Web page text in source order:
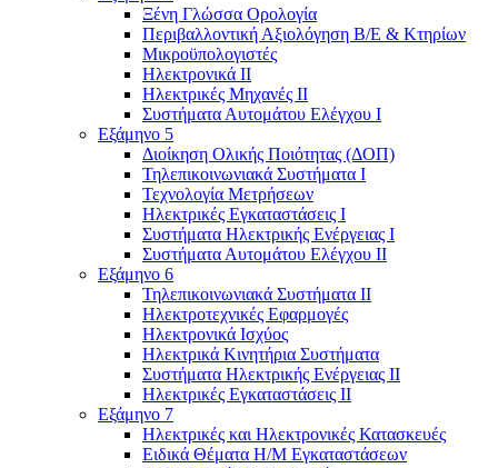
Ξένη Γλώσσα Ορολογία
Περιβαλλοντική Αξιολόγηση Β/Ε & Κτηρίων
Μικροϋπολογιστές
Ηλεκτρονικά ΙΙ
Ηλεκτρικές Μηχανές ΙΙ
Συστήματα Αυτομάτου Ελέγχου Ι
Εξάμηνο 5
Διοίκηση Ολικής Ποιότητας (ΔΟΠ)
Τηλεπικοινωνιακά Συστήματα Ι
Τεχνολογία Μετρήσεων
Ηλεκτρικές Εγκαταστάσεις Ι
Συστήματα Ηλεκτρικής Ενέργειας Ι
Συστήματα Αυτομάτου Ελέγχου ΙΙ
Εξάμηνο 6
Τηλεπικοινωνιακά Συστήματα ΙΙ
Ηλεκτροτεχνικές Εφαρμογές
Ηλεκτρονικά Ισχύος
Ηλεκτρικά Κινητήρια Συστήματα
Συστήματα Ηλεκτρικής Ενέργειας ΙΙ
Ηλεκτρικές Εγκαταστάσεις ΙΙ
Εξάμηνο 7
Ηλεκτρικές και Ηλεκτρονικές Κατασκευές
Ειδικά Θέματα Η/Μ Εγκαταστάσεων